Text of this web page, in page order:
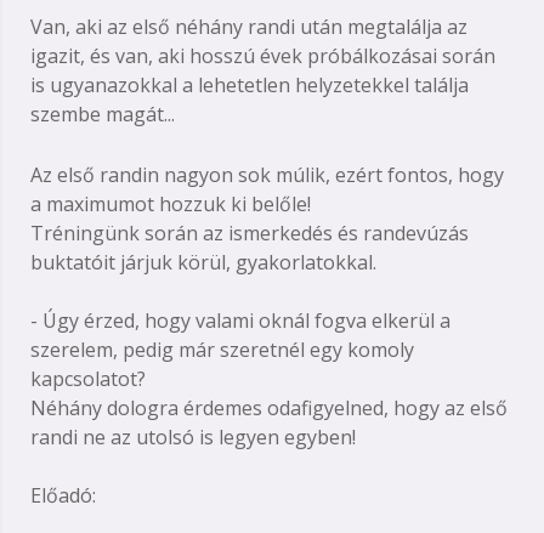
Van, aki az első néhány randi után megtalálja az
igazit, és van, aki hosszú évek próbálkozásai során
is ugyanazokkal a lehetetlen helyzetekkel találja
szembe magát...
Az első randin nagyon sok múlik, ezért fontos, hogy
a maximumot hozzuk ki belőle!
Tréningünk során az ismerkedés és randevúzás
buktatóit járjuk körül, gyakorlatokkal.
- Úgy érzed, hogy valami oknál fogva elkerül a
szerelem, pedig már szeretnél egy komoly
kapcsolatot?
Néhány dologra érdemes odafigyelned, hogy az első
randi ne az utolsó is legyen egyben!
Előadó: